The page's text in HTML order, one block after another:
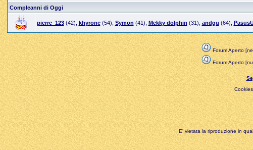
Compleanni di Oggi
pierre_123(42), khyrone(54), Symon (41), Mekky dolphin (31), andgu (64),
Forum Aperto
Forum Aperto
E' vietata la riproduzione in